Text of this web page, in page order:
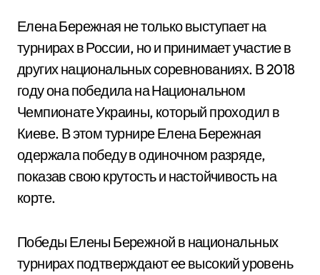
Елена Бережная не только выступает на
турнирах в России, но и принимает участие в
других национальных соревнованиях. В 2018
году она победила на Национальном
Чемпионате Украины, который проходил в
Киеве. В этом турнире Елена Бережная
одержала победу в одиночном разряде,
показав свою крутость и настойчивость на
корте.
Победы Елены Бережной в национальных
турнирах подтверждают ее высокий уровень